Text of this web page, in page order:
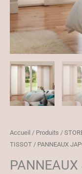
Accueil / Produits /
TISSOT / PANNEAUX